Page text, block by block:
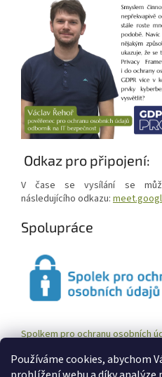
Používáme cookies, abychom
Odkaz pro připojení:
V čase se vysílání se
následujícího odkazu:
Spolupráce
Spolkem pro ochranu osobních